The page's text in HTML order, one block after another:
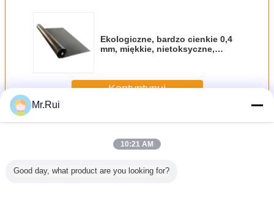
Ekologiczne, bardzo cienkie 0,4
mm, miękkie, nietoksyczne,
Kontyntynuj
JeszczeGumowa rolka
Mr.Rui
10:21 AM
Good day, what product are you looking for?